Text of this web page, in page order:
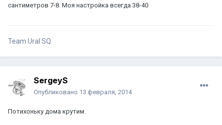
сантиметров 7-8. Моя настройка всегда 38-40
Team Ural SQ
SergeyS
Опубликовано 13 февраля, 2014
Потихоньку дома крутим.